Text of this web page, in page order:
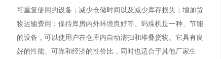
可重复使用的设备；减少仓储时间以及减少库存损失；增加货
物运输费用；保持库房内外环境良好等。码垛机是一种、节能
的设备，可以使用户在仓库内自动清扫和堆叠货物。它具有良
好的性能、可靠和经济的性价比，同时也适合于其他厂家生